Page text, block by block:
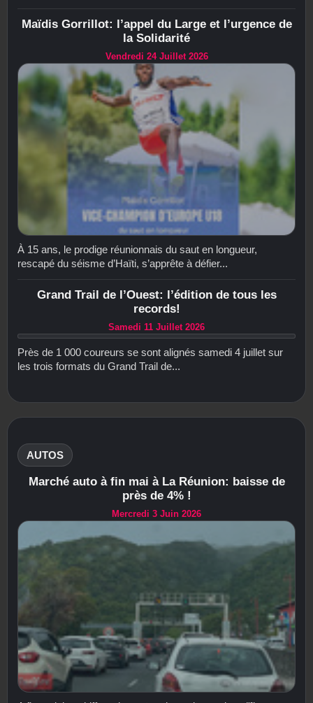
Maïdis Gorrillot: l’appel du Large et l’urgence de
la Solidarité
Vendredi 24 Juillet 2026
À 15 ans, le prodige réunionnais du saut en longueur,
rescapé du séisme d’Haïti, s’apprête à défier...
Grand Trail de l’Ouest: l’édition de tous les
records!
Samedi 11 Juillet 2026
Près de 1 000 coureurs se sont alignés samedi 4 juillet sur
les trois formats du Grand Trail de...
AUTOS
Marché auto à fin mai à La Réunion: baisse de
près de 4% !
Mercredi 3 Juin 2026